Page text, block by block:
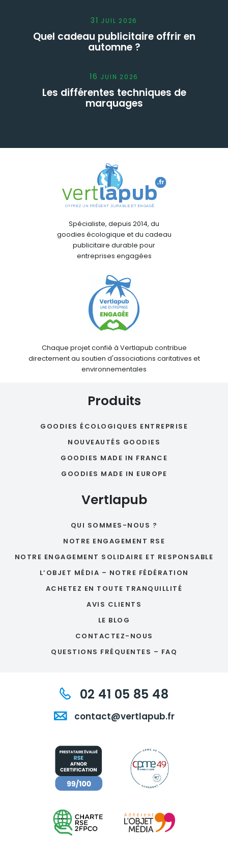
31 JUIL 2026
Quel cadeau publicitaire offrir en
automne ?
16 JUIN 2026
Les différentes techniques de
marquages
Spécialiste, depuis 2014, du
goodies écologique et du cadeau
publicitaire durable pour
entreprises engagées
Chaque projet confié à Vertlapub contribue
directement au soutien d'associations caritatives et
environnementales
Produits
GOODIES ÉCOLOGIQUES ENTREPRISE
NOUVEAUTÉS GOODIES
GOODIES MADE IN FRANCE
GOODIES MADE IN EUROPE
Vertlapub
QUI SOMMES-NOUS ?
NOTRE ENGAGEMENT RSE
NOTRE ENGAGEMENT SOLIDAIRE ET RESPONSABLE
L’OBJET MÉDIA – NOTRE FÉDÉRATION
ACHETEZ EN TOUTE TRANQUILLITÉ
AVIS CLIENTS
LE BLOG
CONTACTEZ-NOUS
QUESTIONS FRÉQUENTES – FAQ
02 41 05 85 48
contact@vertlapub.fr